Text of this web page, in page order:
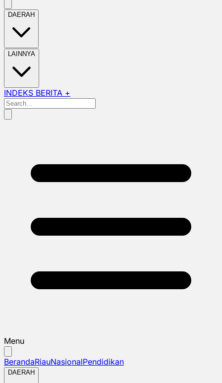
DAERAH
LAINNYA
INDEKS BERITA +
Menu
BerandaRiauNasionalPendidikan
DAERAH